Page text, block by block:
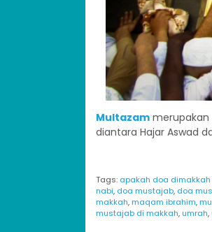
Multazam
diantara Hajar Aswad
Tags: apakah doa
nabi, doa mustajab, doa
makkah,maqam ibrahim,
mustajab di makkah,umrah,